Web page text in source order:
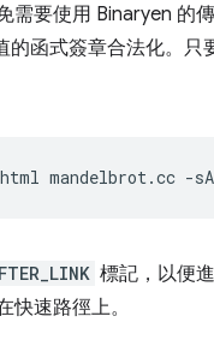
需要使用 Binaryen 的
的函式簽章合法化。只
mandelbrot.cc -
標記，以便
速路徑上。